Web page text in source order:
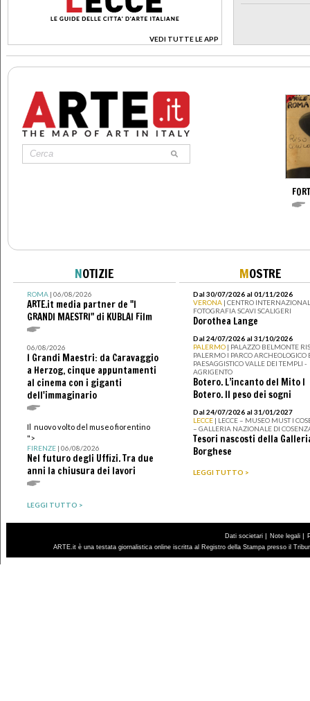
VEDI TUTTE LE APP
>
NOTIZIE
ROMA| 06/08/2026
ARTE.it media partner de "I
GRANDI MAESTRI" di KUBLAI Film
06/08/2026
I Grandi Maestri: da Caravaggio
a Herzog, cinque appuntamenti
al cinema con i giganti
dell'immaginario
Il nuovo volto del museo fiorentino
">
FIRENZE| 06/08/2026
Nel futuro degli Uffizi. Tra due
anni la chiusura dei lavori
LEGGI TUTTO >
MOSTRE
Dal 30/07/2026 al 01/11/2026
VERONA | CENTRO
FOTOGRAFIA SCAVI SCALIGERI
Dorothea Lange
Dal 24/07/2026 al 31/10/2026
PALERMO | PALAZZO BELMONTE
PALERMO I PARCO ARCHEOLOGICO
PAESAGGISTICO VALLE DEI TEMPLI -
AGRIGENTO
Botero. L’incanto del Mito I
Botero. Il peso dei sogni
Dal 24/07/2026 al 31/01/2027
LECCE | LECCE – MUSEO MUST I
– GALLERIA NAZIONALE DI
Tesori nascosti della
Borghese
LEGGI TUTTO >
Dati societari | Note legali |
ARTE.it è una testata giornalistica online iscritta al Registro della Stampa presso il